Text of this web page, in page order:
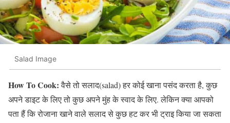
Salad Image
How To Cook:वैसे तो सलाद(salad) हर कोई खाना पसंद करता है, कुछ
अपने डाइट के लिए तो कुछ अपने मुंह के स्वाद के लिए. लेकिन क्या आपको
पता हैं कि रोजाना खाने वाले सलाद से कुछ हट कर भी ट्राइ किया जा सकता